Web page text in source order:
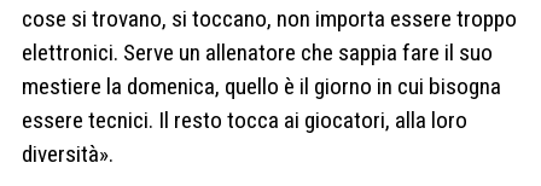
cose si trovano, si toccano, non importa essere troppo
elettronici. Serve un allenatore che sappia fare il suo
mestiere la domenica, quello è il giorno in cui bisogna
essere tecnici. Il resto tocca ai giocatori, alla loro
diversità».